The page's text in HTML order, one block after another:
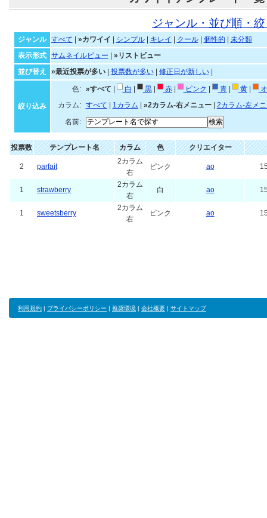
ジャンル・並び順・
ジャンル すべて »カワイイ シンプル| キレイ クール| 個性的
未分類
表示形式
サムネイルビュー
»リストビュー
並び替え
»最近投票が多い| 投票数が多い| 修正日が新しい|
絞り込み
色: »すべて 白 黒| 赤| ピンク 青| 黄|
カラム:
すべて 1カラム »2カラム-右メニュー| 2カラム-左メ
名前:
投票数 テンプレート名 カラム 色 クリエイター
2 parfait
2カラム
右
ピンク ao
1 strawberry
2カラム
右
白 ao
1 sweetsberry
2カラム
右
ピンク ao
利用規約 | プライバシーポリシー | 推奨環境 | 会社概要 | サイトマップ